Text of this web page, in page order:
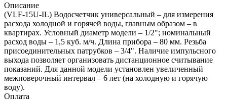
Описание
(VLF-15U-IL) Водосчетчик универсальный – для измерения
расхода холодной и горячей воды, главным образом – в
квартирах. Условный диаметр модели – 1/2"; номинальный
расход воды – 1,5 куб. м/ч. Длина прибора – 80 мм. Резьба
присоединительных патрубков – 3/4". Наличие импульсного
выхода позволяет организовать дистанционное считывание
показаний. Для данной модели установлен увеличенный
межповерочный интервал – 6 лет (на холодную и горячую
воду).
Оплата